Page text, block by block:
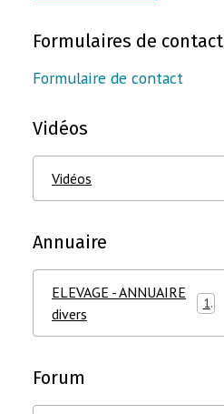
Formulaires de contact
Formulaire de contact
Vidéos
Vidéos
Annuaire
ELEVAGE - ANNUAIRE
divers
1
Forum